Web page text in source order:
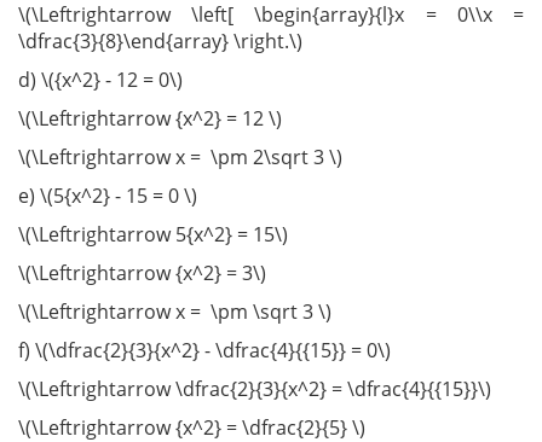
\(\Leftrightarrow \left[ \begin{array}{l}x = 0\\x =
\dfrac{3}{8}\end{array} \right.\)
d) \({x^2} - 12 = 0\)
\(\Leftrightarrow {x^2} = 12 \)
\(\Leftrightarrow x = \pm 2\sqrt 3 \)
e) \(5{x^2} - 15 = 0 \)
\(\Leftrightarrow 5{x^2} = 15\)
\(\Leftrightarrow {x^2} = 3\)
\(\Leftrightarrow x = \pm \sqrt 3 \)
f) \(\dfrac{2}{3}{x^2} - \dfrac{4}{{15}} = 0\)
\(\Leftrightarrow \dfrac{2}{3}{x^2} = \dfrac{4}{{15}}\)
\(\Leftrightarrow {x^2} = \dfrac{2}{5} \)